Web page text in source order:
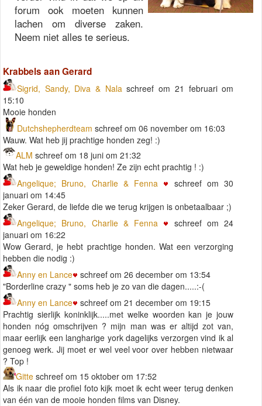
forum ook moeten kunnen
lachen om diverse zaken.
Neem niet alles te serieus.
Krabbels aan Gerard
Sigrid, Sandy, Diva & Nala schreef om 21 februari om
15:10
Mooie honden
Dutchshepherdteam schreef om 06 november om 16:03
Wauw. Wat heb jij prachtige honden zeg! :)
ALM schreef om 18 juni om 21:32
Wat heb je geweldige honden! Ze zijn echt prachtig ! :)
Angelique; Bruno, Charlie & Fenna
schreef om 30
januari om 14:45
Zeker Gerard, de liefde die we terug krijgen is onbetaalbaar ;)
Angelique; Bruno, Charlie & Fenna
schreef om 24
januari om 16:22
Wow Gerard, je hebt prachtige honden. Wat een verzorging
hebben die nodig :)
Anny en Lance
schreef om 26 december om 13:54
"Borderline crazy " soms heb je zo van die dagen.....:-(
Anny en Lance
schreef om 21 december om 19:15
Prachtig sierlijk koninklijk.....met welke woorden kan je jouw
honden nóg omschrijven ? mijn man was er altijd zot van,
maar eerlijk een langharige york dagelijks verzorgen vind ik al
genoeg werk. Jij moet er wel veel voor over hebben nietwaar
? Top !
Gitte schreef om 15 oktober om 17:52
Als ik naar die profiel foto kijk moet ik echt weer terug denken
van één van de mooie honden films van Disney.